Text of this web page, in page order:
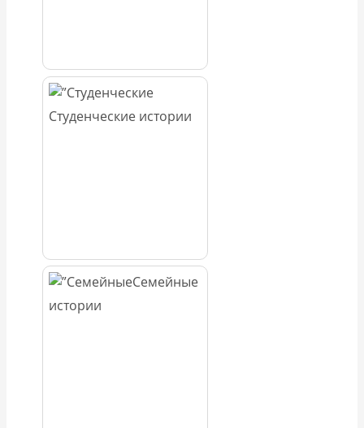
Студенческие истории
Семейные
истории